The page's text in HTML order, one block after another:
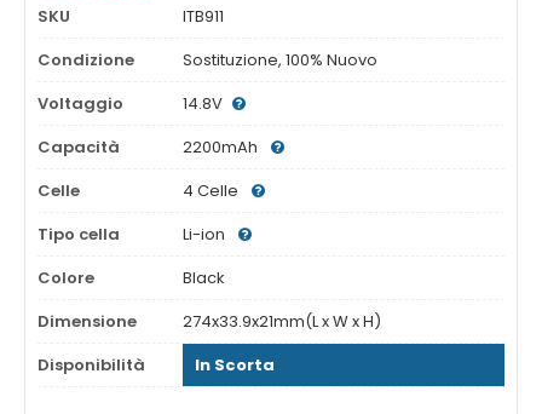
SKU
ITB911
Condizione
Sostituzione, 100% Nuovo
Voltaggio
14.8V
Capacità
2200mAh
Celle
4 Celle
Tipo cella
Li-ion
Colore
Black
Dimensione
274x33.9x21mm(L x W x H)
Disponibilità
In Scorta